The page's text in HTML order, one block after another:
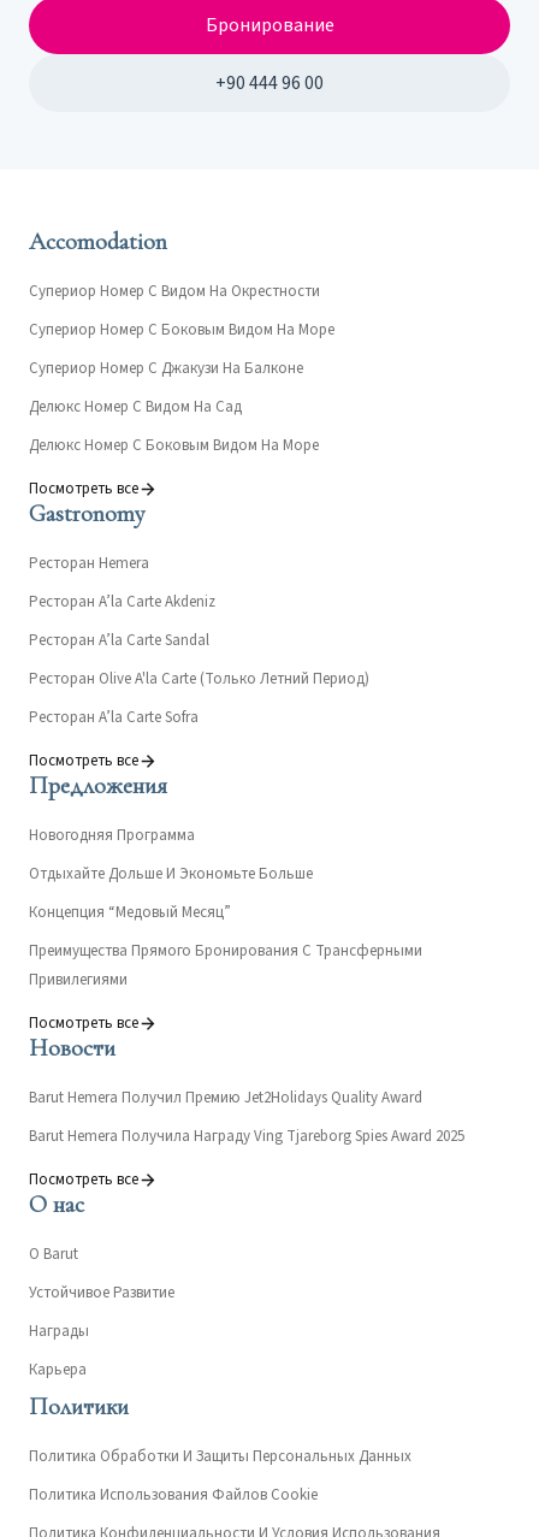
Бронирование
+90 444 96 00
Accomodation
Супериор Номер С Видом На Окрестности
Супериор Номер С Боковым Видом На Море
Супериор Номер С Джакузи На Балконе
Делюкс Номер С Видом На Сад
Делюкс Номер С Боковым Видом На Море
Посмотреть все
Gastronomy
Ресторан Hemera
Ресторан A’la Carte Akdeniz
Ресторан A’la Carte Sandal
Ресторан Olive A'la Carte (Только Летний Период)
Ресторан A’la Carte Sofra
Посмотреть все
Предложения
Новогодняя Программа
Отдыхайте Дольше И Экономьте Больше
Концепция “Медовый Месяц”
Преимущества Прямого Бронирования С Трансферными
Привилегиями
Посмотреть все
Новости
Barut Hemera Получил Премию Jet2Holidays Quality Award
Barut Hemera Получила Награду Ving Tjareborg Spies Award 2025
Посмотреть все
О нас
О Barut
Устойчивое Развитие
Награды
Карьера
Политики
Политика Обработки И Защиты Персональных Данных
Политика Использования Файлов Cookie